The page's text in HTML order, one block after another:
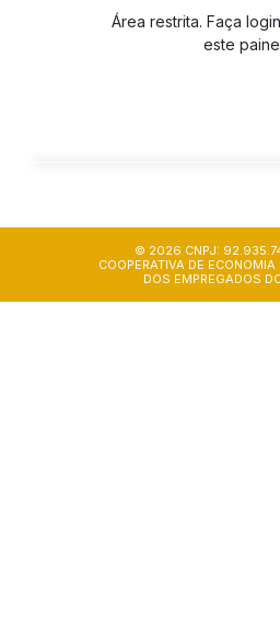
Área restrita. Faça
este
© 2026 CNPJ:
COOPERATIVA DE
DOS EMPREGADOS